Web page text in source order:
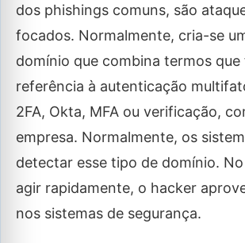
dos phishings comuns, são
focados. Normalmente, cria-se
domínio que combina termos que
referência à autenticação
2FA, Okta, MFA ou verificação,
empresa. Normalmente, os
detectar esse tipo de domínio.
agir rapidamente, o hacker
nos sistemas de segurança.